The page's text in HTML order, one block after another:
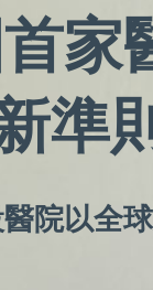
家
準
院以全